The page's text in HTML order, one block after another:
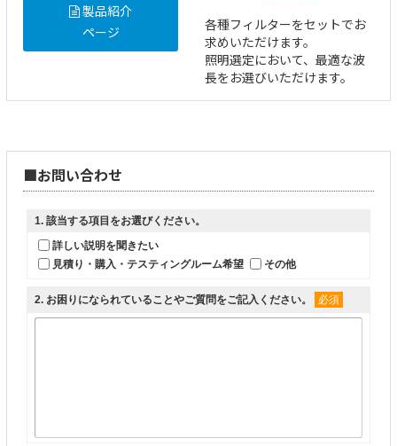
製品紹介
ページ
各種フィルターをセットでお
求めいただけます。
照明選定において、最適な波
長をお選びいただけます。
■お問い合わせ
1. 該当する項目をお選びください。
詳しい説明を聞きたい
見積り・購入・テスティングルーム希望
その他
2. お困りになられていることやご質問をご記入ください。 必須